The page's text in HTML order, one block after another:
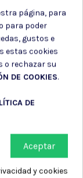
página, para
para poder
gustos e
estas cookies
o rechazar su
DE COOKIES.
DE
Aceptar
y cookies